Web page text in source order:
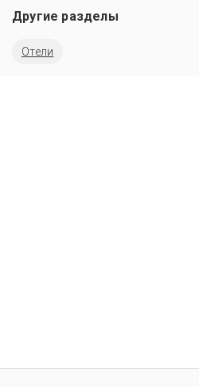
Другие разделы
Отели